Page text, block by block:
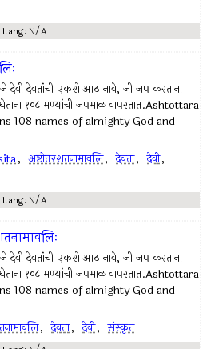
Lang: N/A
देवी देवतांची एकशे आठ नावे, जी जप करताना
१०८ मण्यांची जपमाळ वापरतात.Ashtottara
108 names of almighty God and
, अष्टोत्तरशतनामावलि, देवता, देवी,
Lang: N/A
देवी देवतांची एकशे आठ नावे, जी जप करताना
१०८ मण्यांची जपमाळ वापरतात.Ashtottara
108 names of almighty God and
, देवता, देवी, संस्कृत